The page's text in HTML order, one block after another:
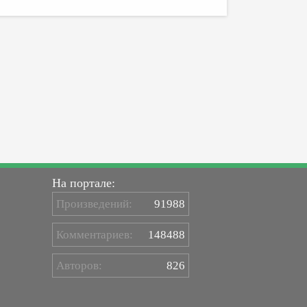
На портале:
Произведений: 91988
Комментариев: 148488
Авторов: 826